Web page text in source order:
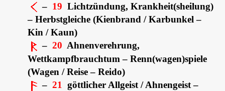
– 19 Lichtzündung, Krankheit(sheilung)
– Herbstgleiche (Kienbrand / Karbunkel –
Kin / Kaun)
– 20 Ahnenverehrung,
Wettkampfbrauchtum – Renn(wagen)spiele
(Wagen / Reise – Reido)
– 21
göttlicher Allgeist / Ahnengeist –